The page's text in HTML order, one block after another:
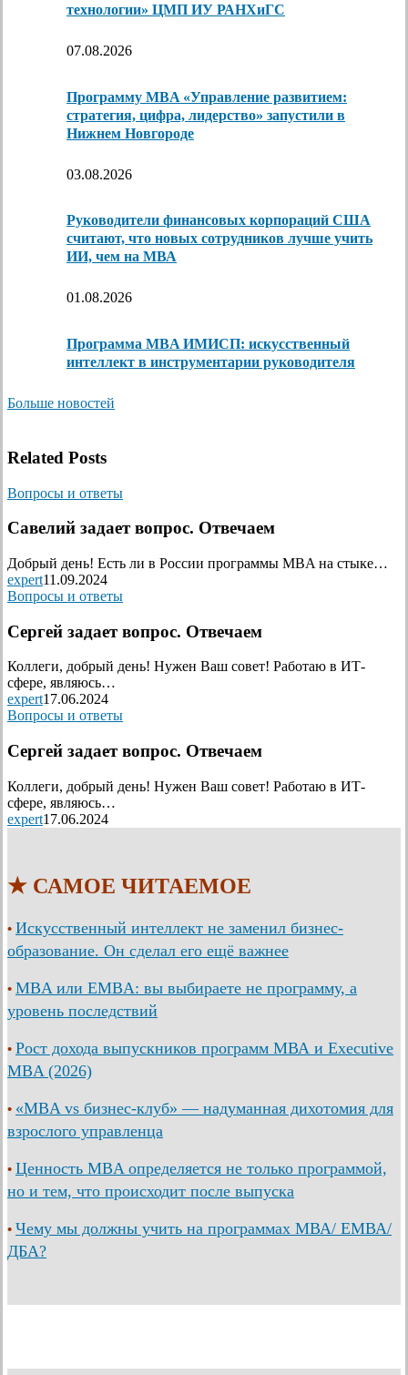
технологии» ЦМП ИУ РАНХиГС
07.08.2026
Программу MBA «Управление развитием:
стратегия, цифра, лидерство» запустили в
Нижнем Новгороде
03.08.2026
Руководители финансовых корпораций США
считают, что новых сотрудников лучше учить
ИИ, чем на МВА
01.08.2026
Программа MBA ИМИСП: искусственный
интеллект в инструментарии руководителя
Больше новостей
Related Posts
Вопросы и ответы
Савелий задает вопрос. Отвечаем
Добрый день! Есть ли в России программы MBA на стыке…
expert11.09.2024
Вопросы и ответы
Сергей задает вопрос. Отвечаем
Коллеги, добрый день! Нужен Ваш совет! Работаю в ИТ-
сфере, являюсь…
expert17.06.2024
Вопросы и ответы
Сергей задает вопрос. Отвечаем
Коллеги, добрый день! Нужен Ваш совет! Работаю в ИТ-
сфере, являюсь…
expert17.06.2024
★ САМОЕ ЧИТАЕМОЕ
• Искусственный интеллект не заменил бизнес-
образование. Он сделал его ещё важнее
• MBA или EMBA: вы выбираете не программу, а
уровень последствий
• Рост дохода выпускников программ МВА и Executive
MBA (2026)
• «MBA vs бизнес-клуб» — надуманная дихотомия для
взрослого управленца
• Ценность MBA определяется не только программой,
но и тем, что происходит после выпуска
• Чему мы должны учить на программах МВА/ ЕМВА/
ДБА?